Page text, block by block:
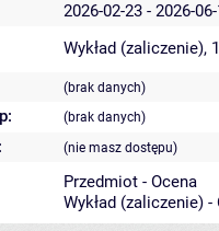
2026-02-23 - 2026-
Wykład (zaliczenie),
(brak danych)
(brak danych)
(nie masz dostępu)
Przedmiot - Ocena
Wykład (zaliczenie) -